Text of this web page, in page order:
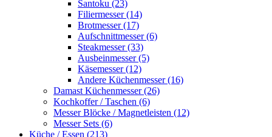
Santoku (23)
Filiermesser (14)
Brotmesser (17)
Aufschnittmesser (6)
Steakmesser (33)
Ausbeinmesser (5)
Käsemesser (12)
Andere Küchenmesser (16)
Damast Küchenmesser (26)
Kochkoffer / Taschen (6)
Messer Blöcke / Magnetleisten (12)
Messer Sets (6)
Küche / Essen (213)